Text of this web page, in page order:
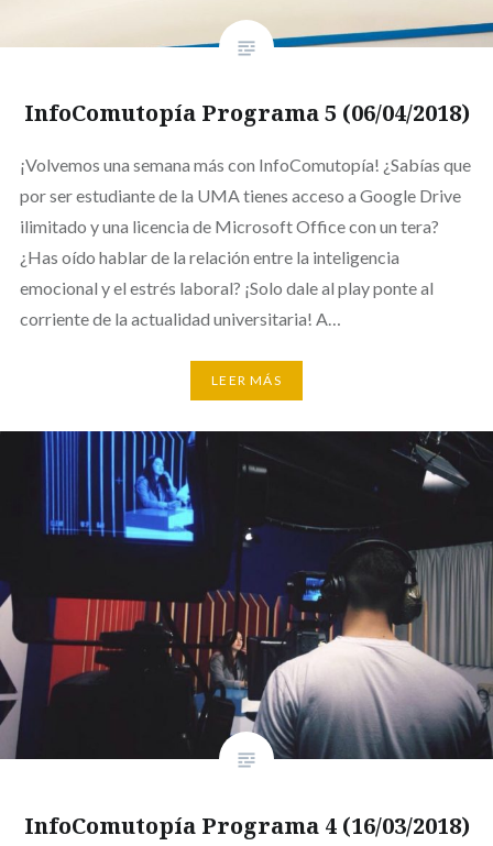
InfoComutopía Programa 5 (06/04/2018)
¡Volvemos una semana más con InfoComutopía! ¿Sabías que
por ser estudiante de la UMA tienes acceso a Google Drive
ilimitado y una licencia de Microsoft Office con un tera?
¿Has oído hablar de la relación entre la inteligencia
emocional y el estrés laboral? ¡Solo dale al play ponte al
corriente de la actualidad universitaria! A…
LEER MÁS
InfoComutopía Programa 4 (16/03/2018)